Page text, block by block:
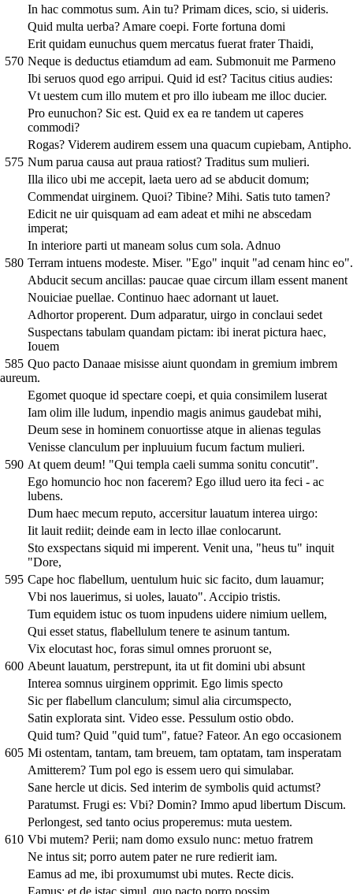
In hac commotus sum. Ain tu? Primam dices, scio, si uideris.
Quid multa uerba? Amare coepi. Forte fortuna domi
Erit quidam eunuchus quem mercatus fuerat frater Thaidi,
570 Neque is deductus etiamdum ad eam. Submonuit me Parmeno
Ibi seruos quod ego arripui. Quid id est? Tacitus citius audies:
Vt uestem cum illo mutem et pro illo iubeam me illoc ducier.
Pro eunuchon? Sic est. Quid ex ea re tandem ut caperes
commodi?
Rogas? Viderem audirem essem una quacum cupiebam, Antipho.
575 Num parua causa aut praua ratiost? Traditus sum mulieri.
Illa ilico ubi me accepit, laeta uero ad se abducit domum;
Commendat uirginem. Quoi? Tibine? Mihi. Satis tuto tamen?
Edicit ne uir quisquam ad eam adeat et mihi ne abscedam
imperat;
In interiore parti ut maneam solus cum sola. Adnuo
580 Terram intuens modeste. Miser. "Ego" inquit "ad cenam hinc eo".
Abducit secum ancillas: paucae quae circum illam essent manent
Nouiciae puellae. Continuo haec adornant ut lauet.
Adhortor properent. Dum adparatur, uirgo in conclaui sedet
Suspectans tabulam quandam pictam: ibi inerat pictura haec,
Iouem
585 Quo pacto Danaae misisse aiunt quondam in gremium imbrem
aureum.
Egomet quoque id spectare coepi, et quia consimilem luserat
Iam olim ille ludum, inpendio magis animus gaudebat mihi,
Deum sese in hominem conuortisse atque in alienas tegulas
Venisse clanculum per inpluuium fucum factum mulieri.
590 At quem deum! "Qui templa caeli summa sonitu concutit".
Ego homuncio hoc non facerem? Ego illud uero ita feci - ac
lubens.
Dum haec mecum reputo, accersitur lauatum interea uirgo:
Iit lauit rediit; deinde eam in lecto illae conlocarunt.
Sto exspectans siquid mi imperent. Venit una, "heus tu" inquit
"Dore,
595 Cape hoc flabellum, uentulum huic sic facito, dum lauamur;
Vbi nos lauerimus, si uoles, lauato". Accipio tristis.
Tum equidem istuc os tuom inpudens uidere nimium uellem,
Qui esset status, flabellulum tenere te asinum tantum.
Vix elocutast hoc, foras simul omnes proruont se,
600 Abeunt lauatum, perstrepunt, ita ut fit domini ubi absunt
Interea somnus uirginem opprimit. Ego limis specto
Sic per flabellum clanculum; simul alia circumspecto,
Satin explorata sint. Video esse. Pessulum ostio obdo.
Quid tum? Quid "quid tum", fatue? Fateor. An ego occasionem
605 Mi ostentam, tantam, tam breuem, tam optatam, tam insperatam
Amitterem? Tum pol ego is essem uero qui simulabar.
Sane hercle ut dicis. Sed interim de symbolis quid actumst?
Paratumst. Frugi es: Vbi? Domin? Immo apud libertum Discum.
Perlongest, sed tanto ocius properemus: muta uestem.
610 Vbi mutem? Perii; nam domo exsulo nunc: metuo fratrem
Ne intus sit; porro autem pater ne rure redierit iam.
Eamus ad me, ibi proxumumst ubi mutes. Recte dicis.
Eamus; et de istac simul, quo pacto porro possim